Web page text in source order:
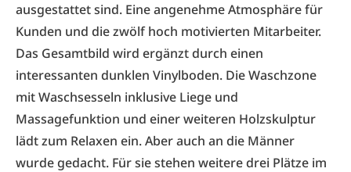
ausgestattet sind. Eine angenehme Atmosphäre für
Kunden und die zwölf hoch motivierten Mitarbeiter.
Das Gesamtbild wird ergänzt durch einen
interessanten dunklen Vinylboden. Die Waschzone
mit Waschsesseln inklusive Liege und
Massagefunktion und einer weiteren Holzskulptur
lädt zum Relaxen ein. Aber auch an die Männer
wurde gedacht. Für sie stehen weitere drei Plätze im